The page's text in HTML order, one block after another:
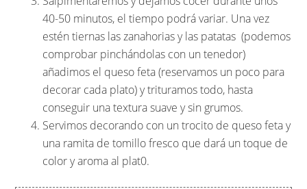
40-50 minutos, el tiempo podrá variar. Una vez
estén tiernas las zanahorias y las patatas (podemos
comprobar pinchándolas con un tenedor)
añadimos el queso feta (reservamos un poco para
decorar cada plato) y trituramos todo, hasta
conseguir una textura suave y sin grumos.
Servimos decorando con un trocito de queso feta y
una ramita de tomillo fresco que dará un toque de
color y aroma al plat0.